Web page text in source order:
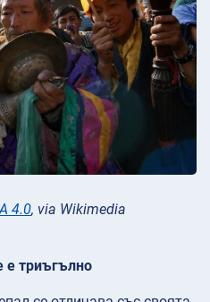
4.0, via Wikimedia
е триъгълно